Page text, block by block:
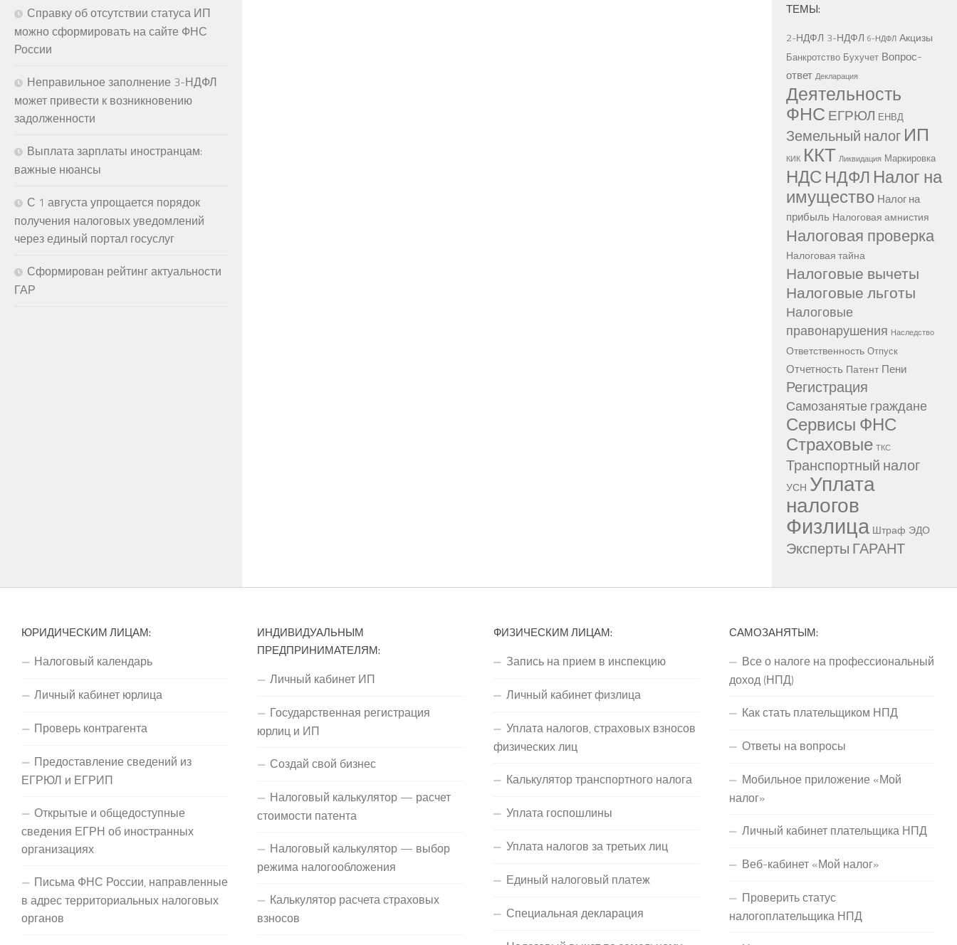
Справку об отсутствии статуса ИП
можно сформировать на сайте ФНС
России
Неправильное заполнение 3-НДФЛ
может привести к возникновению
задолженности
Выплата зарплаты иностранцам:
важные нюансы
С 1 августа упрощается порядок
получения налоговых уведомлений
через единый портал госуслуг
Сформирован рейтинг актуальности
ГАР
ТЕМЫ:
2-НДФЛ 3-НДФЛ 6-НДФЛ Акцизы
Банкротство Бухучет Вопрос-
ответ Декларация
Деятельность
ФНС ЕГРЮЛ ЕНВД
Земельный налог ИП
КИК ККТ Ликвидация Маркировка
НДС НДФЛ Налог на
имущество Налог на
прибыль Налоговая амнистия
Налоговая проверка
Налоговая тайна
Налоговые вычеты
Налоговые льготы
Налоговые
правонарушения Наследство
Ответственность Отпуск
Отчетность Патент Пени
Регистрация
Самозанятые граждане
Сервисы ФНС
Страховые ТКС
Транспортный налог
УСН Уплата
налогов
Физлица Штраф ЭДО
Эксперты ГАРАНТ
ЮРИДИЧЕСКИМ ЛИЦАМ:
Налоговый календарь
Личный кабинет юрлица
Проверь контрагента
Предоставление сведений из
ЕГРЮЛ и ЕГРИП
Открытые и общедоступные
сведения ЕГРН об иностранных
организациях
Письма ФНС России, направленные
в адрес территориальных налоговых
органов
ИНДИВИДУАЛЬНЫМ
ПРЕДПРИНИМАТЕЛЯМ:
Личный кабинет ИП
Государственная регистрация
юрлиц и ИП
Создай свой бизнес
Налоговый калькулятор — расчет
стоимости патента
Налоговый калькулятор — выбор
режима налогообложения
Калькулятор расчета страховых
взносов
ФИЗИЧЕСКИМ ЛИЦАМ:
Запись на прием в инспекцию
Личный кабинет физлица
Уплата налогов, страховых взносов
физических лиц
Калькулятор транспортного налога
Уплата госпошлины
Уплата налогов за третьих лиц
Единый налоговый платеж
Специальная декларация
САМОЗАНЯТЫМ:
Все о налоге на профессиональный
доход (НПД)
Как стать плательщиком НПД
Ответы на вопросы
Мобильное приложение «Мой
налог»
Личный кабинет плательщика НПД
Веб-кабинет «Мой налог»
Проверить статус
налогоплательщика НПД